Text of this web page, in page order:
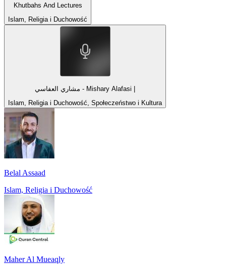
Khutbahs And Lectures
Islam, Religia i Duchowość
مشاري العفاسي - Mishary Alafasi |
Islam, Religia i Duchowość, Społeczeństwo i Kultura
Belal Assaad
Islam, Religia i Duchowość
Maher Al Mueaqly